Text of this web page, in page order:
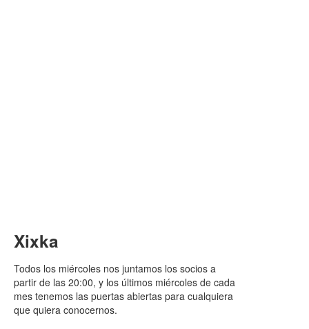
Xixka
Todos los miércoles nos juntamos los socios a
partir de las 20:00, y los últimos miércoles de cada
mes tenemos las puertas abiertas para cualquiera
que quiera conocernos.